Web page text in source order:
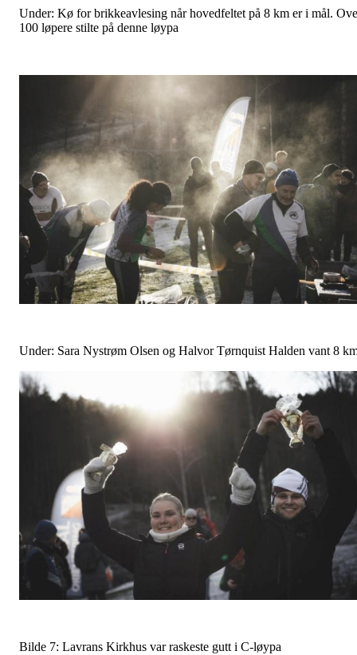
Under: Kø for brikkeavlesing når hovedfeltet på 8 km er i mål.
100 løpere stilte på denne løypa
Under: Sara Nystrøm Olsen og Halvor Tørnquist Halden vant 8
Bilde 7: Lavrans Kirkhus var raskeste gutt i C-løypa